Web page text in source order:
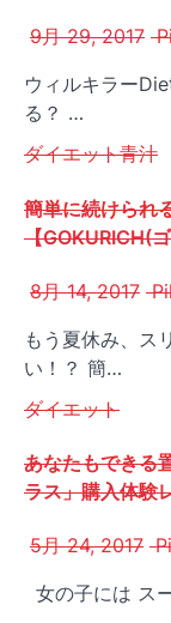
9月 29, 2017
ウィルキラー
る？ …
ダイエット青汁
簡単に続けられ
【GOKURICH(
8月 14, 2017
もう夏休み、ス
い！？ 簡…
ダイエット
あなたもできる
ラス」購入体験
5月 24, 2017
女の子には ス